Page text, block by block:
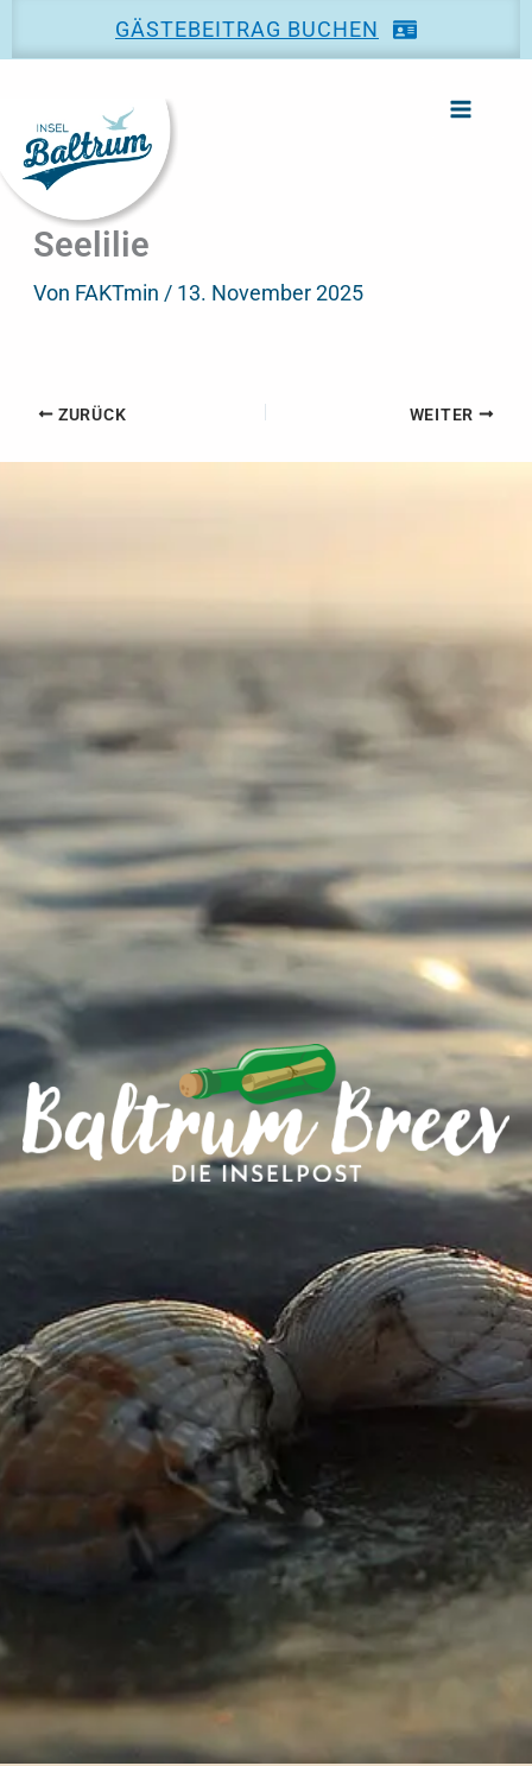
Inhalt
GÄSTEBEITRAG BUCHEN
Seelilie
Von FAKTmin / 13. November 2025
ZURÜCK WEITER